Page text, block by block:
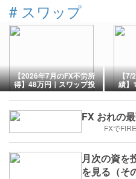
# スワップ
【2026年7月のFX不労所
得】48万円｜スワップ投
資×手動リピート売買レポ
ート
【7/
績】
スワ
FX おれの
FXで
月次の資を
を見る（そ